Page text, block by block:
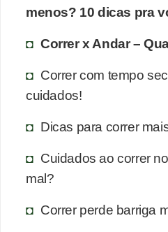
menos? 10 dicas pra
Correr x Andar –
Correr com tempo
cuidados!
Dicas para correr
Cuidados ao correr
mal?
Correr perde barriga